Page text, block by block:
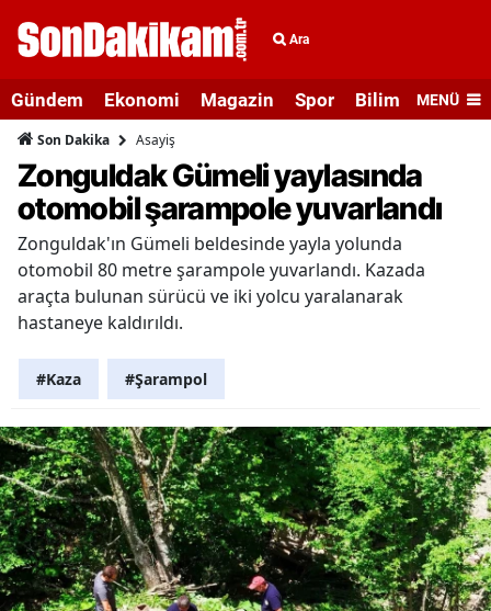
Ara
Gündem Ekonomi Magazin Spor Bilim veMENÜ
Son Dakika Asayiş
Zonguldak Gümeli yaylasında
otomobil şarampole yuvarlandı
Zonguldak'ın Gümeli beldesinde yayla yolunda
otomobil 80 metre şarampole yuvarlandı. Kazada
araçta bulunan sürücü ve iki yolcu yaralanarak
hastaneye kaldırıldı.
#Kaza #Şarampol